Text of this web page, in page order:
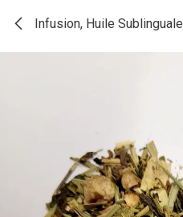
Infusion, Huile Sublinguale